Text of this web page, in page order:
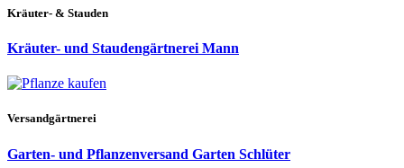
Kräuter- & Stauden
Kräuter- und Staudengärtnerei Mann
Versandgärtnerei
Garten- und Pflanzenversand Garten Schlüter